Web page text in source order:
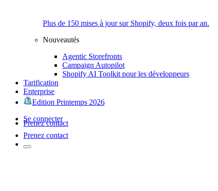
Plus de 150 mises à jour sur Shopify, deux fois par an.
Nouveautés
Agentic Storefronts
Campaign Autopilot
Shopify AI Toolkit pour les développeurs
Tarification
Enterprise
Edition Printemps 2026
Se connecter
Prenez contact
Prenez contact